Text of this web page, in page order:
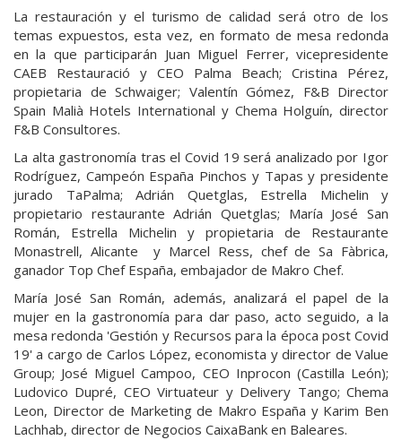
La restauración y el turismo de calidad será otro de los
temas expuestos, esta vez, en formato de mesa redonda
en la que participarán Juan Miguel Ferrer, vicepresidente
CAEB Restauració y CEO Palma Beach; Cristina Pérez,
propietaria de Schwaiger; Valentín Gómez, F&B Director
Spain Malià Hotels International y Chema Holguín, director
F&B Consultores.
La alta gastronomía tras el Covid 19 será analizado por Igor
Rodríguez, Campeón España Pinchos y Tapas y presidente
jurado TaPalma; Adrián Quetglas, Estrella Michelin y
propietario restaurante Adrián Quetglas; María José San
Román, Estrella Michelin y propietaria de Restaurante
Monastrell, Alicante y Marcel Ress, chef de Sa Fàbrica,
ganador Top Chef España, embajador de Makro Chef.
María José San Román, además, analizará el papel de la
mujer en la gastronomía para dar paso, acto seguido, a la
mesa redonda 'Gestión y Recursos para la época post Covid
19' a cargo de Carlos López, economista y director de Value
Group; José Miguel Campoo, CEO Inprocon (Castilla León);
Ludovico Dupré, CEO Virtuateur y Delivery Tango; Chema
Leon, Director de Marketing de Makro España y Karim Ben
Lachhab, director de Negocios CaixaBank en Baleares.